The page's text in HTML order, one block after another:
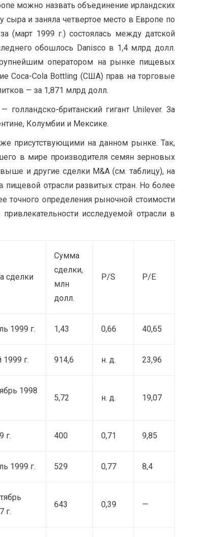
можно назвать объединение ирландских
сыра и заняла четвертое место в Европе по
(март 1999 г.) состоялась между датской
обошлось Danisco в 1,4 млрд долл.
оператором на рынке пищевых
Coca-Cola Bottling (США) прав на торговые
— за 1,871 млрд долл.
британский гигант Unilever. За
Колумбии и Мексике.
присутствующими на данном рынке. Так,
в мире производителя семян зерновых
и другие сделки M&A (см. таблицу), на
отрасли развитых стран. Но более
точного определения рыночной стоимости
исследуемой отрасли в
сделки
Сумма
сделки,
млн
долл.
P/S P/E
1999 г. 1,43 0,66 40,65
1999 г. 914,6 н. д. 23,96
1998
5,72 н. д. 19,07
г. 400 0,71 9,85
1999 г. 529 0,77 8,4
г.
643 0,39 —